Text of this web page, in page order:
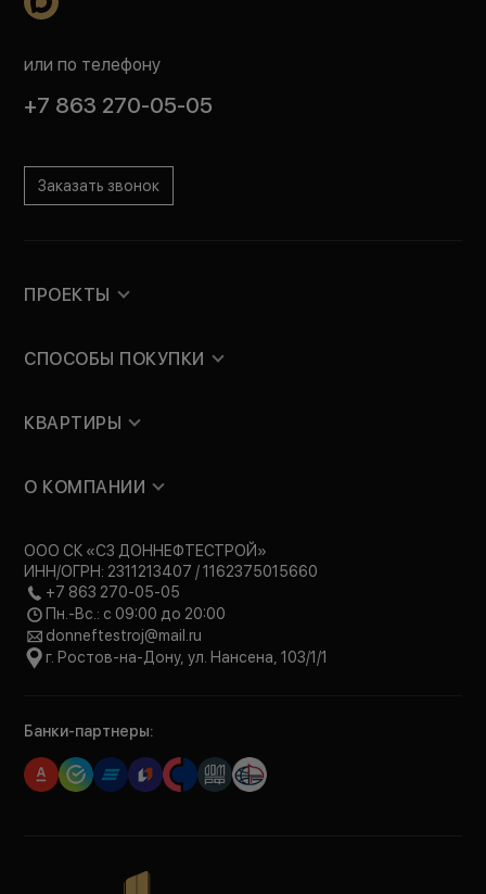
или по телефону
+7 863 270-05-05
Заказать звонок
ПРОЕКТЫ
СПОСОБЫ ПОКУПКИ
КВАРТИРЫ
О КОМПАНИИ
ООО СК «СЗ ДОННЕФТЕСТРОЙ»
ИНН/ОГРН: 2311213407 / 1162375015660
+7 863 270-05-05
Пн.-Вс.: с 09:00 до 20:00
donneftestroj@mail.ru
г. Ростов-на-Дону, ул. Нансена, 103/1/1
Банки-партнеры: